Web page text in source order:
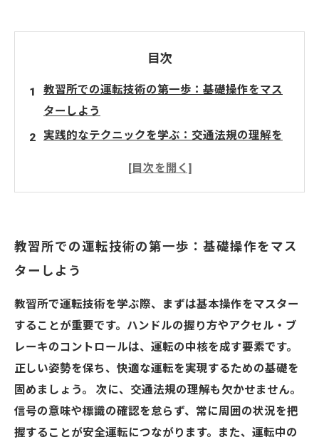
目次
教習所での運転技術の第一歩：基礎操作をマス
ターしよう
実践的なテクニックを学ぶ：交通法規の理解を
る
教習所での経験を活かして運転スキルを向上さ
運転に挑戦するあなたへ：有意義な学びを得る
ために
教習所での運転技術の第一歩：基礎操作をマス
ターしよう
教習所で運転技術を学ぶ際、まずは基本操作をマスター
することが重要です。ハンドルの握り方やアクセル・ブ
レーキのコントロールは、運転の中核を成す要素です。
正しい姿勢を保ち、快適な運転を実現するための基礎を
固めましょう。 次に、交通法規の理解も欠かせません。
信号の意味や標識の確認を怠らず、常に周囲の状況を把
握することが安全運転につながります。また、運転中の